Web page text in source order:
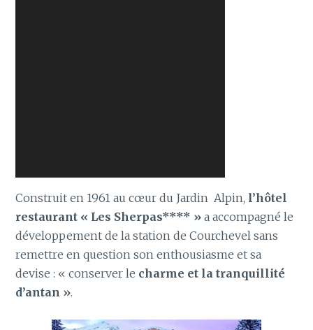
Construit en 1961 au cœur du Jardin Alpin, l’hôtel
restaurant « Les Sherpas**** » a accompagné le
développement de la station de Courchevel sans
remettre en question son enthousiasme et sa
devise : « conserver le charme et la tranquillité
d’antan ».